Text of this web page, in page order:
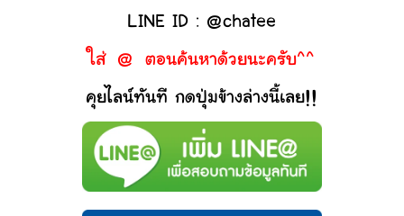
LINE ID : @chatee
ใส่ @ ตอนค้นหาด้วยนะครับ^^
คุยไลน์ทันที กดปุ่มข้างล่างนี้เลย!!